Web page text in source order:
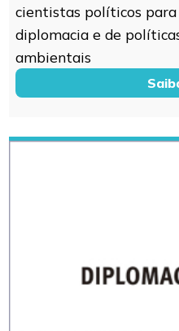
cientistas políticos
diplomacia e de
ambientais